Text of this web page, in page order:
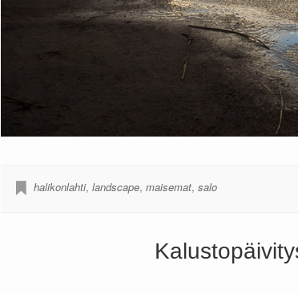
halikonlahti, landscape, maisemat, salo